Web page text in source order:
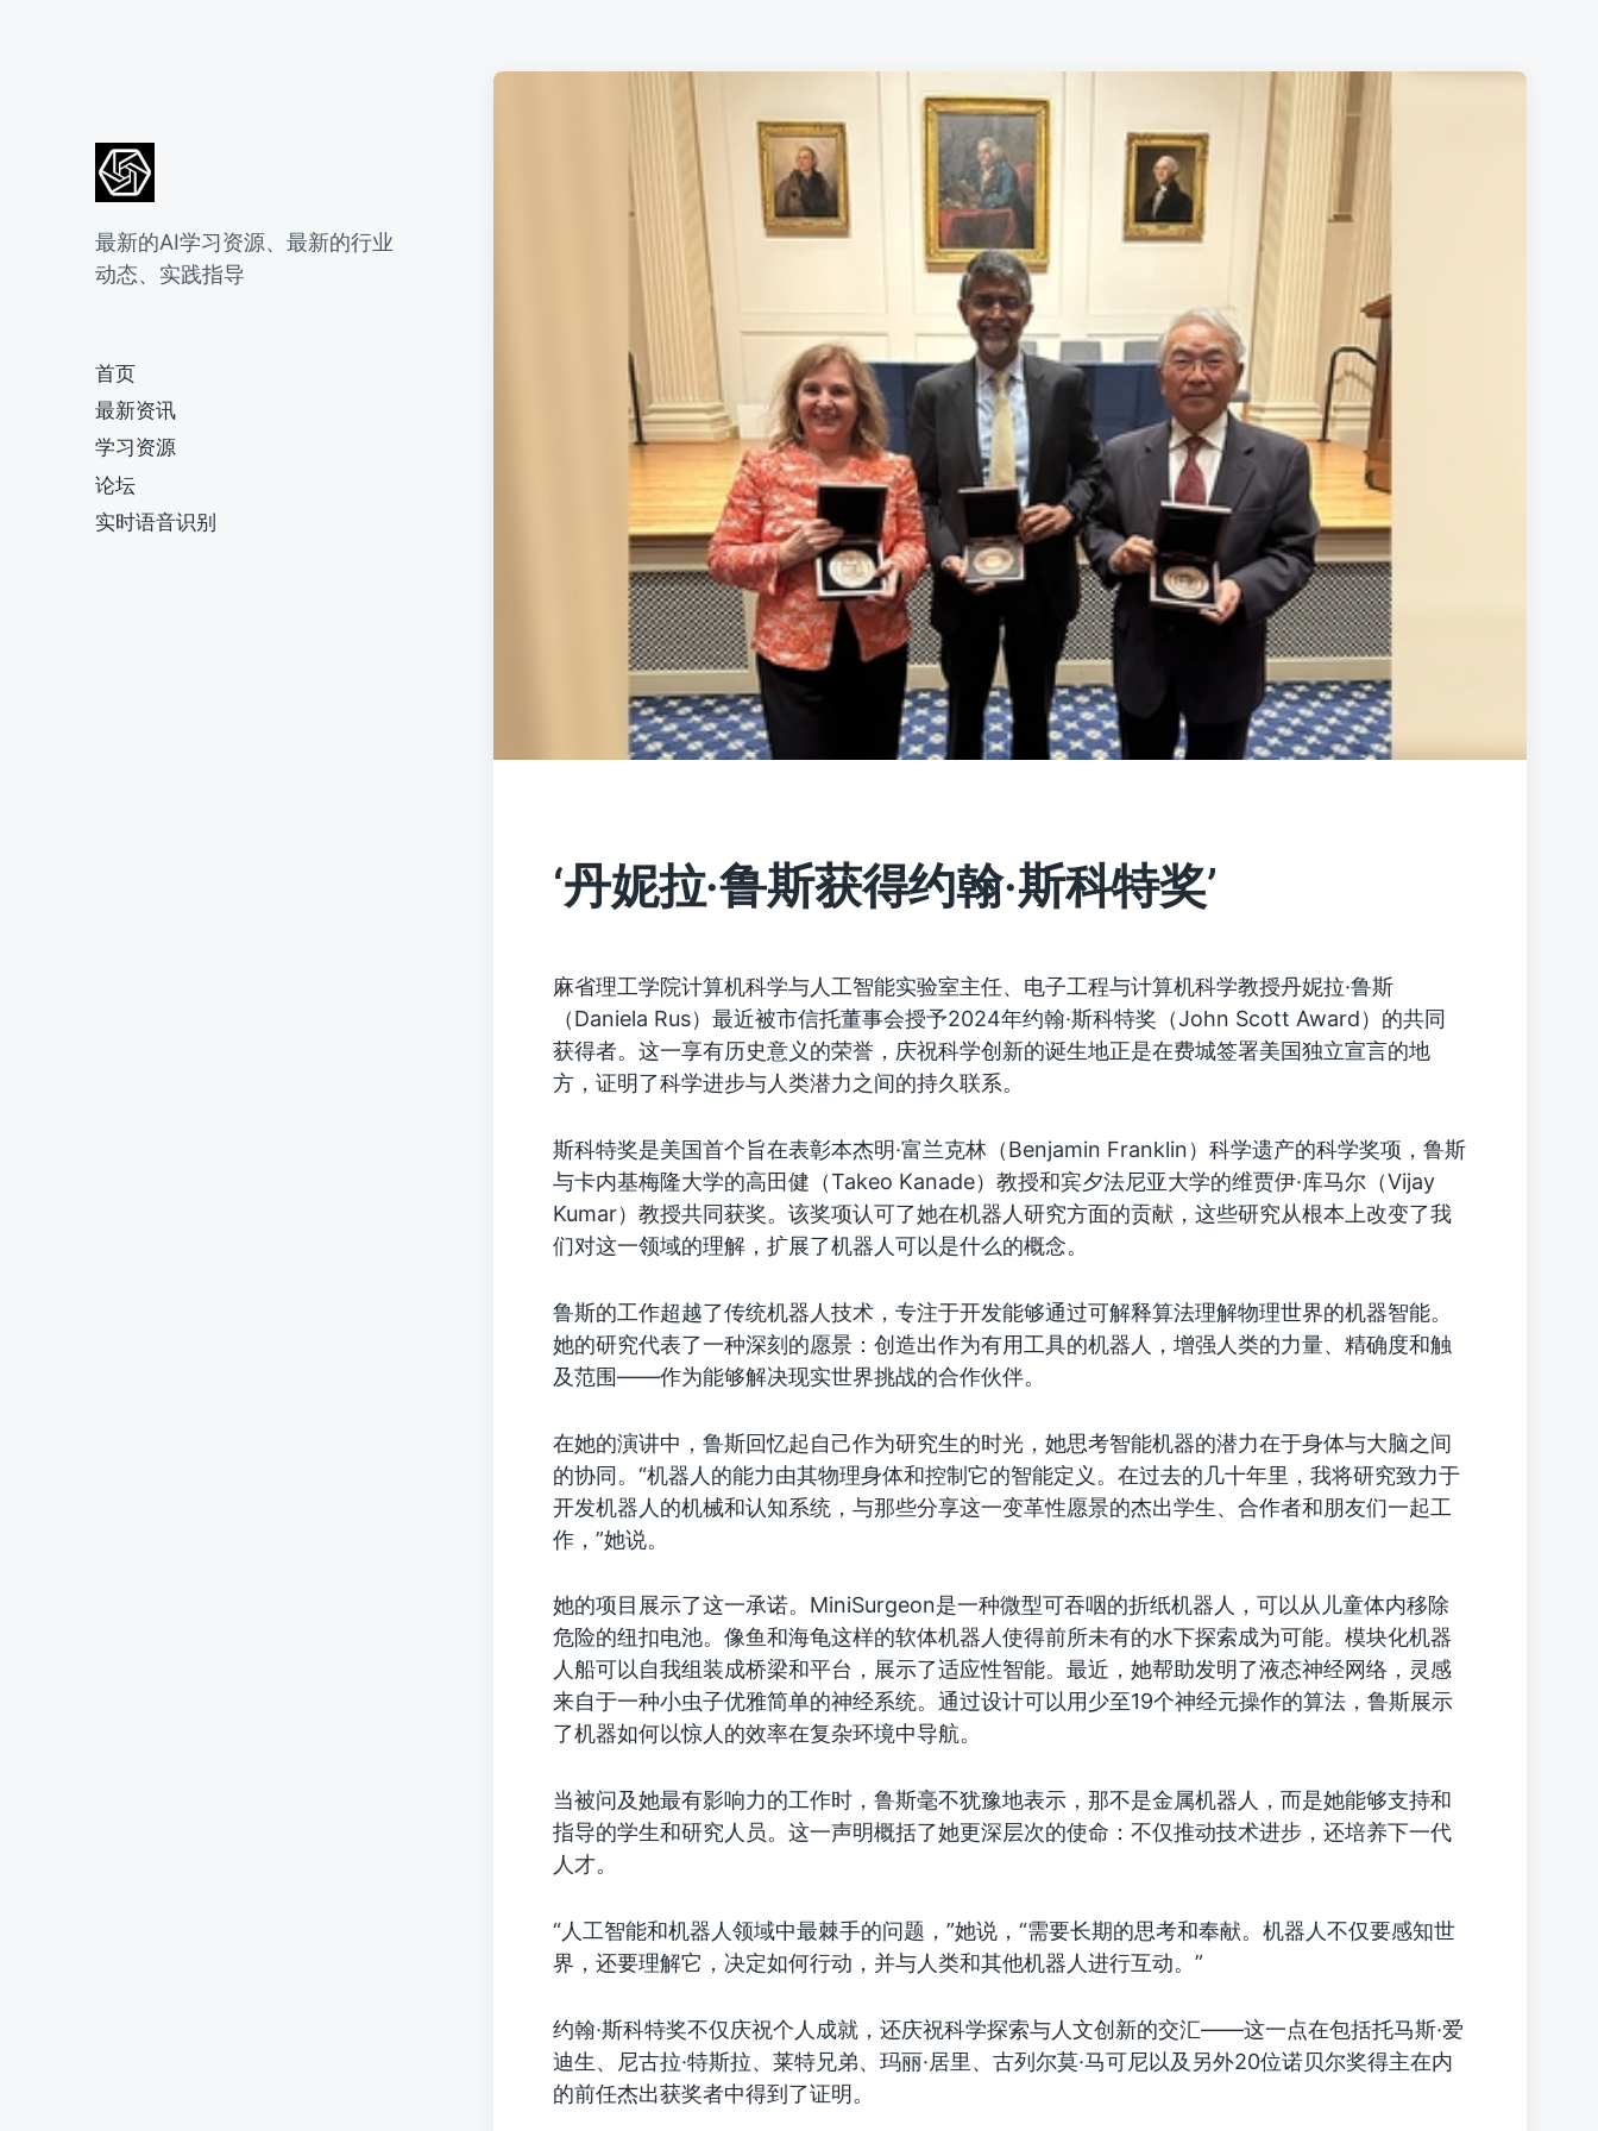
最新的AI学习资源、最新的行业
动态、实践指导
首页
最新资讯
学习资源
论坛
实时语音识别
‘丹妮拉·鲁斯获得约翰·斯科特奖’
麻省理工学院计算机科学与人工智能实验室主任、电子工程与计算机科学教授丹妮拉·鲁斯
（Daniela Rus）最近被市信托董事会授予2024年约翰·斯科特奖（John Scott Award）的共同
获得者。这一享有历史意义的荣誉，庆祝科学创新的诞生地正是在费城签署美国独立宣言的地
方，证明了科学进步与人类潜力之间的持久联系。
斯科特奖是美国首个旨在表彰本杰明·富兰克林（Benjamin Franklin）科学遗产的科学奖项，鲁斯
与卡内基梅隆大学的高田健（Takeo Kanade）教授和宾夕法尼亚大学的维贾伊·库马尔（Vijay
Kumar）教授共同获奖。该奖项认可了她在机器人研究方面的贡献，这些研究从根本上改变了我
们对这一领域的理解，扩展了机器人可以是什么的概念。
鲁斯的工作超越了传统机器人技术，专注于开发能够通过可解释算法理解物理世界的机器智能。
她的研究代表了一种深刻的愿景：创造出作为有用工具的机器人，增强人类的力量、精确度和触
及范围——作为能够解决现实世界挑战的合作伙伴。
在她的演讲中，鲁斯回忆起自己作为研究生的时光，她思考智能机器的潜力在于身体与大脑之间
的协同。“机器人的能力由其物理身体和控制它的智能定义。在过去的几十年里，我将研究致力于
开发机器人的机械和认知系统，与那些分享这一变革性愿景的杰出学生、合作者和朋友们一起工
作，”她说。
她的项目展示了这一承诺。MiniSurgeon是一种微型可吞咽的折纸机器人，可以从儿童体内移除
危险的纽扣电池。像鱼和海龟这样的软体机器人使得前所未有的水下探索成为可能。模块化机器
人船可以自我组装成桥梁和平台，展示了适应性智能。最近，她帮助发明了液态神经网络，灵感
来自于一种小虫子优雅简单的神经系统。通过设计可以用少至19个神经元操作的算法，鲁斯展示
了机器如何以惊人的效率在复杂环境中导航。
当被问及她最有影响力的工作时，鲁斯毫不犹豫地表示，那不是金属机器人，而是她能够支持和
指导的学生和研究人员。这一声明概括了她更深层次的使命：不仅推动技术进步，还培养下一代
人才。
“人工智能和机器人领域中最棘手的问题，”她说，“需要长期的思考和奉献。机器人不仅要感知世
界，还要理解它，决定如何行动，并与人类和其他机器人进行互动。”
约翰·斯科特奖不仅庆祝个人成就，还庆祝科学探索与人文创新的交汇——这一点在包括托马斯·爱
迪生、尼古拉·特斯拉、莱特兄弟、玛丽·居里、古列尔莫·马可尼以及另外20位诺贝尔奖得主在内
的前任杰出获奖者中得到了证明。